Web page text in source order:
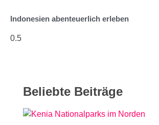
Indonesien abenteuerlich erleben
Beliebte Beiträge